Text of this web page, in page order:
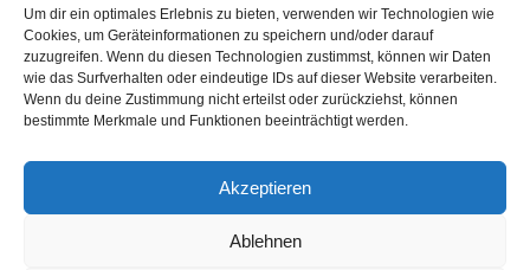
Um dir ein optimales Erlebnis zu bieten, verwenden wir Technologien wie
Cookies, um Geräteinformationen zu speichern und/oder darauf
zuzugreifen. Wenn du diesen Technologien zustimmst, können wir Daten
wie das Surfverhalten oder eindeutige IDs auf dieser Website verarbeiten.
Wenn du deine Zustimmung nicht erteilst oder zurückziehst, können
bestimmte Merkmale und Funktionen beeinträchtigt werden.
Akzeptieren
Ablehnen
Informationen
Datenschutzerklärung